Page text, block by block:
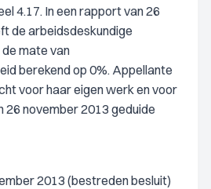
4.17. In een rapport van 26
de arbeidsdeskundige
mate van
berekend op 0%. Appellante
voor haar eigen werk en voor
26 november 2013 geduide
2013 (bestreden besluit)